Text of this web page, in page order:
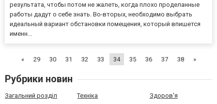
результата, чтобы потом не жалеть, когда плохо проделанные
работы дадут о себе знать. Во-вторых, необходимо выбрать
идеальный вариант обстановки помещения, который впишется
именн...
« 29 30 31 32 33 34 35 36 37 38 »
Рубрики новин
Загальний розділ Техніка Здоров'я